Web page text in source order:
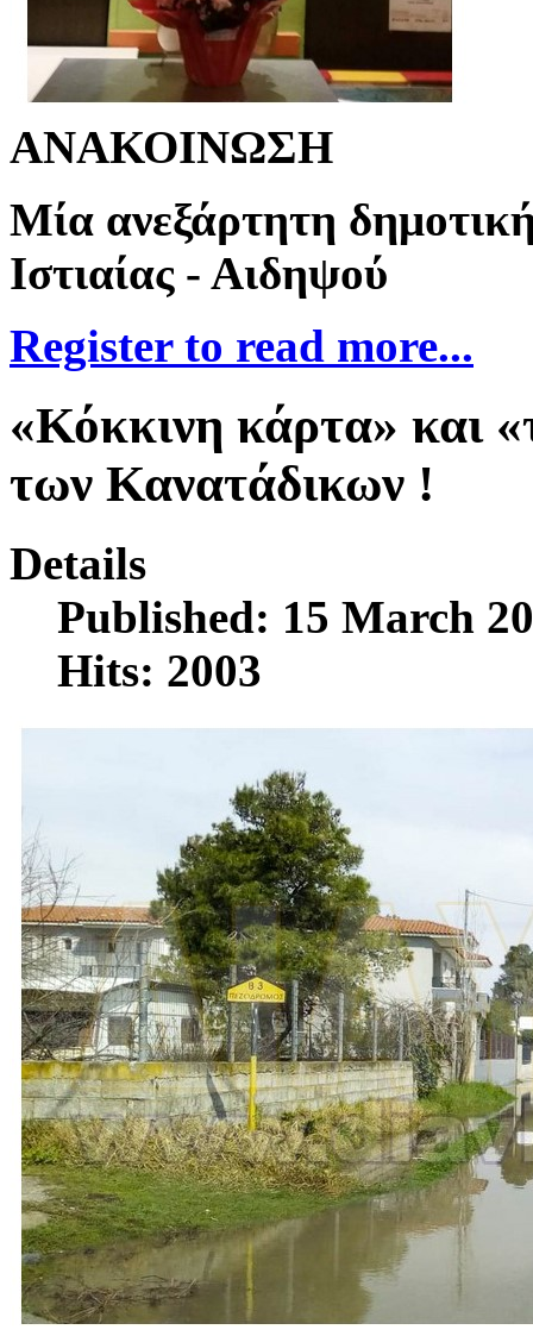
ΑΝΑΚΟΙΝΩΣΗ
Μία ανεξάρτητη
Ιστιαίας - Αιδηψού
Register to read more...
«Κόκκινη κάρτα» και
των Κανατάδικων !
Details
Published: 15 March
Hits: 2003